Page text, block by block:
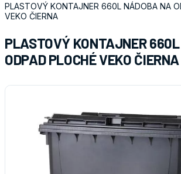
PLASTOVÝ KONTAJNER 660L NÁDOBA NA
VEKO ČIERNA
PLASTOVÝ KONTAJNER
ODPAD PLOCHÉ VEKO ČIERNA